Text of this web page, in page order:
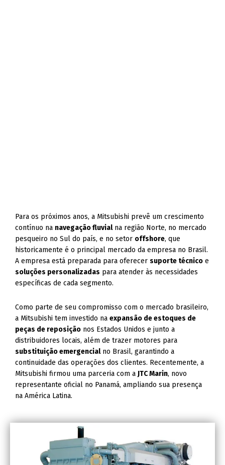
Para os próximos anos, a Mitsubishi prevê um crescimento
contínuo na navegação fluvialna região Norte, no mercado
pesqueiro no Sul do país, e no setor offshore, que
historicamente é o principal mercado da empresa no Brasil.
A empresa está preparada para oferecersuporte técnico e
soluções personalizadas para atender às necessidades
específicas de cada segmento.
Como parte de seu compromisso com o mercado brasileiro,
a Mitsubishi tem investido naexpansão de estoques de
peças de reposição nos Estados Unidos e junto a
distribuidores locais, além de trazer motores para
substituição emergencialno Brasil, garantindo a
continuidade das operações dos clientes. Recentemente, a
Mitsubishi firmou uma parceria com aJTC Marin, novo
representante oficial no Panamá, ampliando sua presença
na América Latina.